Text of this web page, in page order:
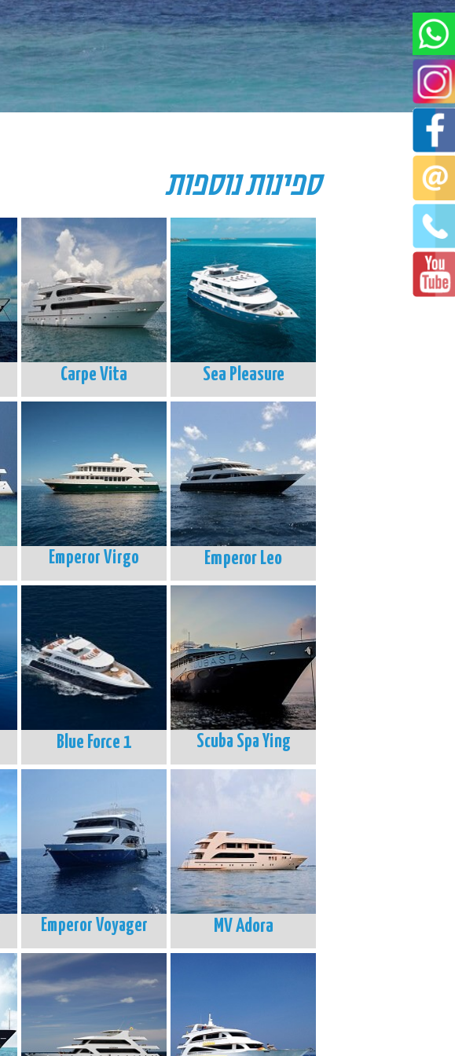
ספינות נוספות
Sea Pleasure
Carpe Vita
Emperor Leo
Emperor Virgo
Scuba Spa Ying
Blue Force 1
MV Adora
Emperor Voyager